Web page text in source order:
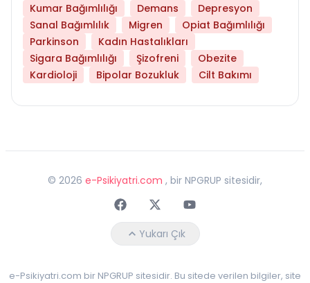
Kumar Bağımlılığı
Demans
Depresyon
Sanal Bağımlılık
Migren
Opiat Bağımlılığı
Parkinson
Kadın Hastalıkları
Sigara Bağımlılığı
Şizofreni
Obezite
Kardioloji
Bipolar Bozukluk Cilt Bakımı
© 2026 e-Psikiyatri.com , bir NPGRUP sitesidir,
FaceebokTwitterYoutube
Yukarı Çık
e-Psikiyatri.com bir NPGRUP sitesidir. Bu sitede verilen bilgiler, site